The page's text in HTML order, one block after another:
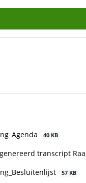
40 KB
transcript
57 KB